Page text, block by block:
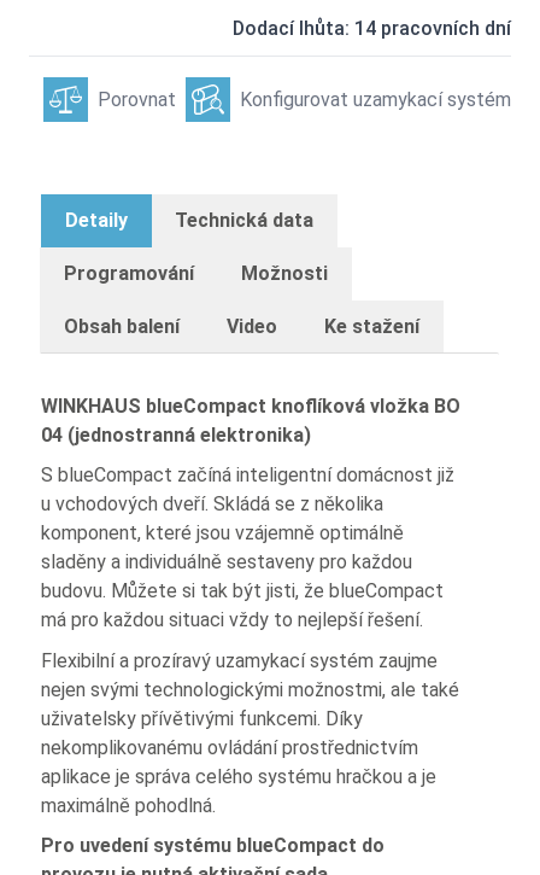
Dodací lhůta: 14 pracovních dní
Porovnat Konfigurovat uzamykací systém
Detaily Technická data
Programování Možnosti
Obsah balení Video Ke stažení
WINKHAUS blueCompact knoflíková vložka BO
04 (jednostranná elektronika)
S blueCompact začíná inteligentní domácnost již
u vchodových dveří. Skládá se z několika
komponent, které jsou vzájemně optimálně
sladěny a individuálně sestaveny pro každou
budovu. Můžete si tak být jisti, že blueCompact
má pro každou situaci vždy to nejlepší řešení.
Flexibilní a prozíravý uzamykací systém zaujme
nejen svými technologickými možnostmi, ale také
uživatelsky přívětivými funkcemi. Díky
nekomplikovanému ovládání prostřednictvím
aplikace je správa celého systému hračkou a je
maximálně pohodlná.
Pro uvedení systému blueCompact do